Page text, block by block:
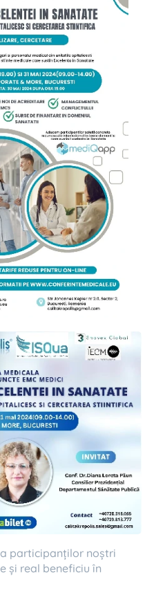
participanților noștri
și real beneficiu în